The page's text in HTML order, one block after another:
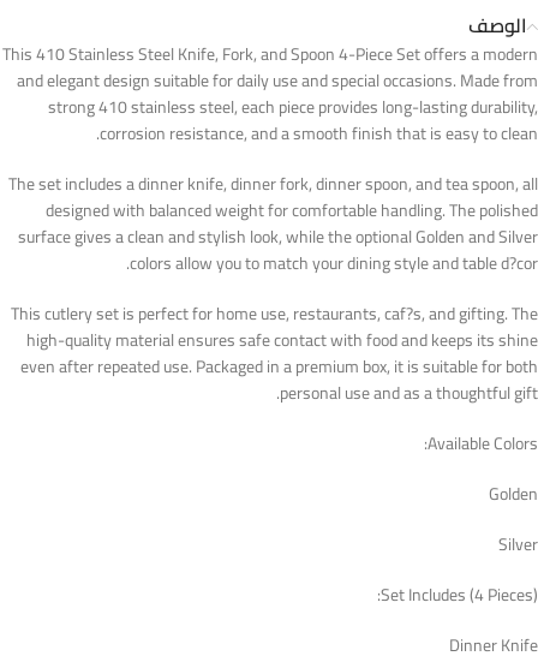
الوصف
This 410 Stainless Steel Knife, Fork, and Spoon 4-Piece Set offers a modern
and elegant design suitable for daily use and special occasions. Made from
strong 410 stainless steel, each piece provides long-lasting durability,
corrosion resistance, and a smooth finish that is easy to clean.
The set includes a dinner knife, dinner fork, dinner spoon, and tea spoon, all
designed with balanced weight for comfortable handling. The polished
surface gives a clean and stylish look, while the optional Golden and Silver
colors allow you to match your dining style and table d?cor.
This cutlery set is perfect for home use, restaurants, caf?s, and gifting. The
high-quality material ensures safe contact with food and keeps its shine
even after repeated use. Packaged in a premium box, it is suitable for both
personal use and as a thoughtful gift.
Available Colors:
Golden
Silver
Set Includes (4 Pieces):
Dinner Knife